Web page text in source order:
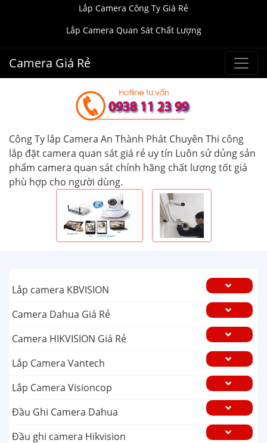
Lắp Camera Công Ty Giá Rẻ
Lắp Camera Quan Sát Chất Lượng
Camera Giá Rẻ
Công Ty lắp Camera An Thành Phát Chuyên Thi công
lắp đặt camera quan sát giá rẻ uy tín Luôn sử dủng sản
phẩm camera quan sát chính hãng chất lượng tốt giá
phù hợp cho người dùng.
Lắp camera KBVISION
Camera Dahua Giá Rẻ
Camera HIKVISION Giá Rẻ
Lắp Camera Vantech
Lắp Camera Visioncop
Đầu Ghi Camera Dahua
Đầu ghi camera Hikvision